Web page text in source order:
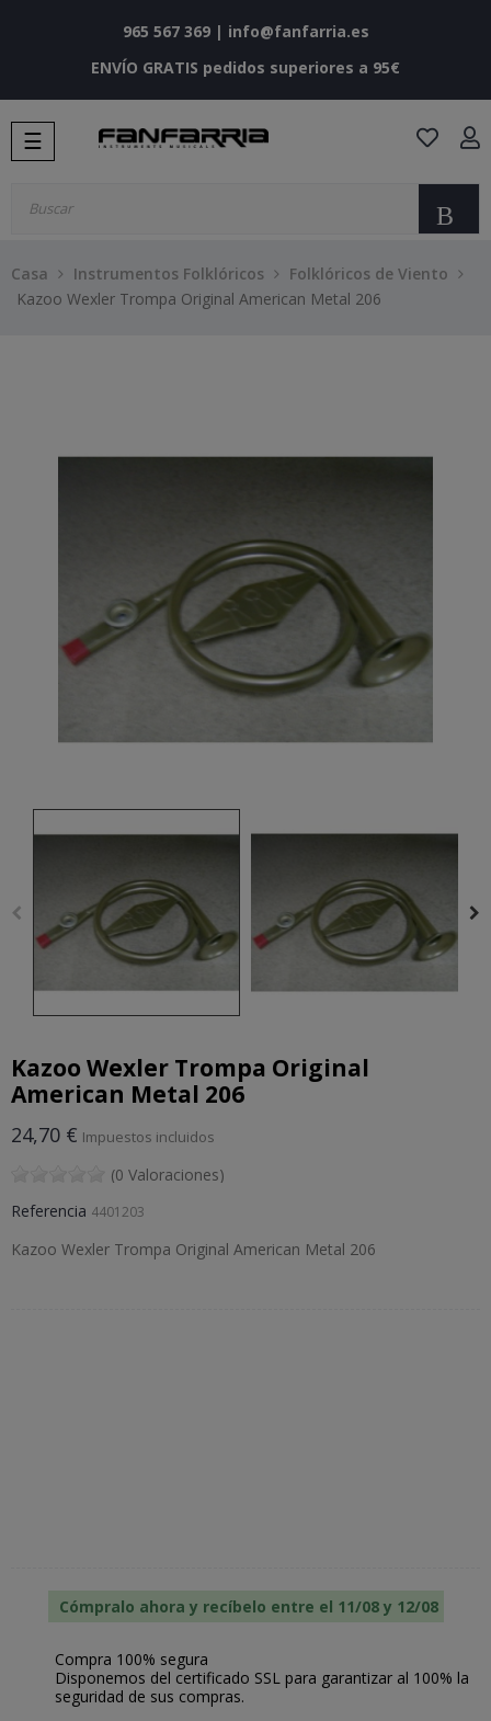
965 567 369| info@fanfarria.es
ENVÍO GRATIS pedidos superiores a 95€
Navegación
de
☰
Casa Instrumentos Folklóricos
Folklóricos de Viento
Kazoo Wexler Trompa Original American Metal 206
Kazoo Wexler Trompa Original
American Metal 206
24,70 € Impuestos incluidos
(0 Valoraciones)
Referencia 4401203
Kazoo Wexler Trompa Original American Metal 206
Cómpralo ahora y recíbelo entre el 11/08 y 12/08
Compra 100% segura
Disponemos del certificado SSL para garantizar al 100% la
seguridad de sus compras.